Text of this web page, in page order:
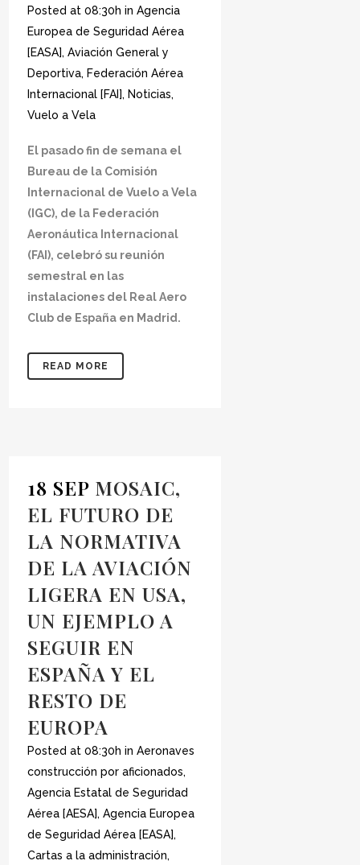
Posted at 08:30h inAgencia
Europea de Seguridad Aérea
[EASA],Aviación General y
Deportiva, Federación Aérea
Internacional [FAI], Noticias,
Vuelo a Vela
El pasado fin de semana el
Bureau de la Comisión
Internacional de Vuelo a Vela
(IGC), de la Federación
Aeronáutica Internacional
(FAI), celebró su reunión
semestral en las
instalaciones del Real Aero
Club de España en Madrid.
READ MORE
18 SEP MOSAIC,
EL FUTURO DE
LA NORMATIVA
DE LA AVIACIÓN
LIGERA EN USA,
UN EJEMPLO A
SEGUIR EN
ESPAÑA Y EL
RESTO DE
EUROPA
Posted at 08:30h inAeronaves
construcción por aficionados,
Agencia Estatal de Seguridad
Aérea [AESA],Agencia Europea
de Seguridad Aérea [EASA],
Cartas a la administración,